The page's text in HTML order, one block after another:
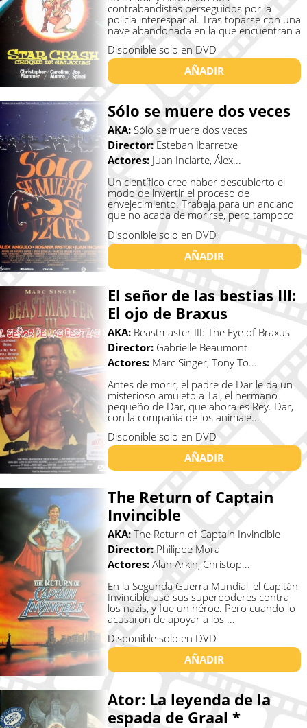
contrabandistas perseguidos por la
policía interespacial. Tras toparse con una
nave abandonada en la que encuentran a
Disponible solo en DVD
AÑADIR
Sólo se muere dos veces
AKA: Sólo se muere dos veces
Director: Esteban Ibarretxe
Actores: Juan Inciarte, Álex...
Un científico cree haber descubierto el
modo de invertir el proceso de
envejecimiento. Trabaja para un anciano
que no acaba de morirse, pero tampoco
...
Disponible solo en DVD
AÑADIR
El señor de las bestias III:
El ojo de Braxus
AKA: Beastmaster III: The Eye of Braxus
Director: Gabrielle Beaumont
Actores: Marc Singer, Tony To...
Antes de morir, el padre de Dar le da un
misterioso amuleto a Tal, el hermano
pequeño de Dar, que ahora es Rey. Dar,
con la compañía de los animale...
Disponible solo en DVD
AÑADIR
The Return of Captain
Invincible
AKA: The Return of Captain Invincible
Director: Philippe Mora
Actores: Alan Arkin, Christop...
En la Segunda Guerra Mundial, el Capitán
Invincible usó sus superpoderes contra
los nazis, y fue un héroe. Pero cuando lo
acusaron de apoyar a los ...
Disponible solo en DVD
AÑADIR
Ator: La leyenda de la
espada de Graal *